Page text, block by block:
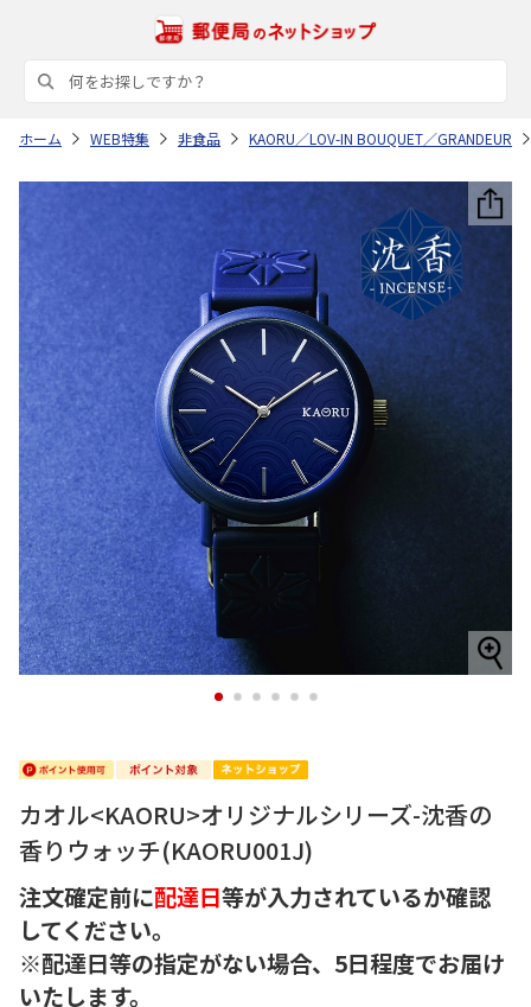
ホーム WEB特集 非食品 KAORU／LOV-IN BOUQUET／GRANDEUR
1 2 3 4 5 6
カオル<KAORU>オリジナルシリーズ-沈香の
香りウォッチ(KAORU001J)
注文確定前に配達日等が入力されているか確認
してください。
※配達日等の指定がない場合、5日程度でお届け
いたします。